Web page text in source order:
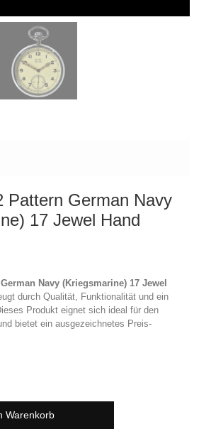
Pattern German Navy
17 Jewel Hand
Navy (Kriegsmarine) 17 Jewel
durch Qualität, Funktionalität und ein
Produkt eignet sich ideal für den
bietet ein ausgezeichnetes Preis-
Warenkorb